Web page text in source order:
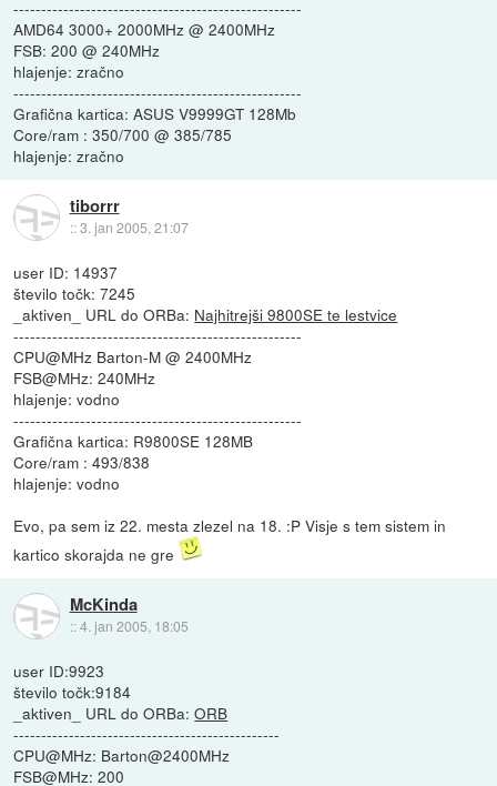
----------------------------------------------------
AMD64 3000+ 2000MHz @ 2400MHz
FSB: 200 @ 240MHz
hlajenje: zračno
----------------------------------------------------
Grafična kartica: ASUS V9999GT 128Mb
Core/ram : 350/700 @ 385/785
hlajenje: zračno
tiborrr
::3. jan 2005, 21:07
user ID: 14937
število točk: 7245
_aktiven_ URL do ORBa: Najhitrejši 9800SE te lestvice
----------------------------------------------------
CPU@MHz Barton-M @ 2400MHz
FSB@MHz: 240MHz
hlajenje: vodno
----------------------------------------------------
Grafična kartica: R9800SE 128MB
Core/ram : 493/838
hlajenje: vodno
Evo, pa sem iz 22. mesta zlezel na 18. :P Visje s tem sistem in
kartico skorajda ne gre
McKinda
::4. jan 2005, 18:05
user ID:9923
število točk:9184
_aktiven_ URL do ORBa:ORB
------------------------------------------------
CPU@MHz: Barton@2400MHz
FSB@MHz: 200